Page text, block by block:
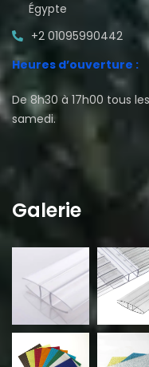
Égypte
+2 01095990442
Heures d’ouverture :
De 8h30 à 17h00 tous
samedi.
Galerie